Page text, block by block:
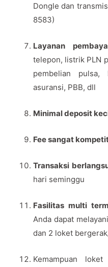
Dongle dan
8583)
Layanan
telepon, listrik PLN
pembelian
asuransi, PBB, dll
Minimal deposit
Fee sangat
Transaksi
hari seminggu
Fasilitas multi
Anda dapat
dan 2 loket
Kemampuan